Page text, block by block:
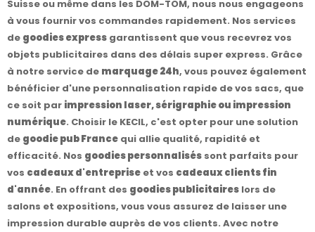
Suisse ou même dans les DOM-TOM, nous nous engageons
à vous fournir vos commandes rapidement. Nos services
de goodies express garantissent que vous recevrez vos
objets publicitaires dans des délais super express. Grâce
à notre service de marquage 24h, vous pouvez également
bénéficier d'une personnalisation rapide de vos sacs, que
ce soit par impression laser, sérigraphie ou impression
numérique. Choisir le KECIL, c'est opter pour une solution
de goodie pub France qui allie qualité, rapidité et
efficacité. Nos goodies personnalisés sont parfaits pour
vos cadeaux d'entreprise et vos cadeaux clients fin
d'année. En offrant des goodies publicitaires lors de
salons et expositions, vous vous assurez de laisser une
impression durable auprès de vos clients. Avec notre